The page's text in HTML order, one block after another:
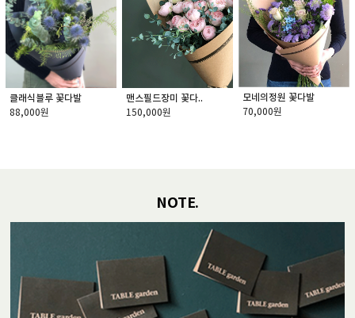
클래식블루 꽃다발
88,000원
맨스필드장미 꽃다..
150,000원
모네의정원 꽃다발
70,000원
NOTE.